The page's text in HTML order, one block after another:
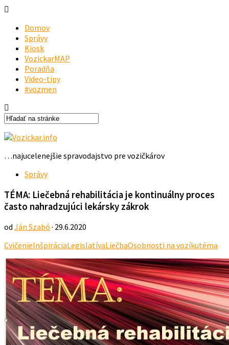
Domov
Správy
Kiosk
VozickarMAP
Poradňa
Video-tipy
#vozmen
…najucelenejšie spravodajstvo pre vozičkárov
Správy
TÉMA: Liečebná rehabilitácia je kontinuálny proces
často nahradzujúci lekársky zákrok
od Ján Szabó · 29.6.2020
CvičenieInšpiráciaLegislatívaLiečbaOsobnosti na vozíkutéma